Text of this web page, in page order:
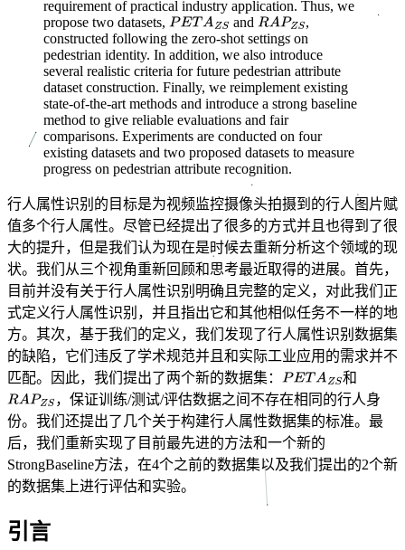
requirement of practical industry application. Thus, we
propose two datasets,
and
,
constructed following the zero-shot settings on
pedestrian identity. In addition, we also introduce
several realistic criteria for future pedestrian attribute
dataset construction. Finally, we reimplement existing
state-of-the-art methods and introduce a strong baseline
method to give reliable evaluations and fair
comparisons. Experiments are conducted on four
existing datasets and two proposed datasets to measure
progress on pedestrian attribute recognition.
行人属性识别的目标是为视频监控摄像头拍摄到的行人图片赋
值多个行人属性。尽管已经提出了很多的方式并且也得到了很
大的提升，但是我们认为现在是时候去重新分析这个领域的现
状。我们从三个视角重新回顾和思考最近取得的进展。首先，
目前并没有关于行人属性识别明确且完整的定义，对此我们正
式定义行人属性识别，并且指出它和其他相似任务不一样的地
方。其次，基于我们的定义，我们发现了行人属性识别数据集
的缺陷，它们违反了学术规范并且和实际工业应用的需求并不
匹配。因此，我们提出了两个新的数据集：
和
，保证训练/测试/评估数据之间不存在相同的行人身
份。我们还提出了几个关于构建行人属性数据集的标准。最
后，我们重新实现了目前最先进的方法和一个新的
StrongBaseline方法，在4个之前的数据集以及我们提出的2个新
的数据集上进行评估和实验。
引言